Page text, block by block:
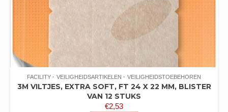
FACILITY VEILIGHEIDSARTIKELEN VEILIGHEIDSTOEBEHOREN
3M VILTJES, EXTRA SOFT, FT 24 X 22 MM, BLISTER
VAN 12 STUKS
€2,53